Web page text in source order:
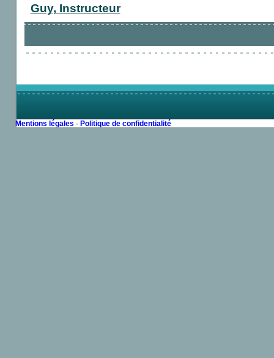
Guy, Instructeur
Mentions légales - Politique de confidentialité